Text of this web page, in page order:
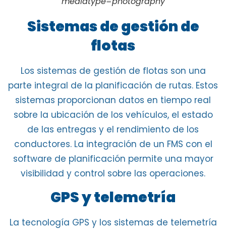
Sistemas de gestión de
flotas
Los sistemas de gestión de flotas son una
parte integral de la planificación de rutas. Estos
sistemas proporcionan datos en tiempo real
sobre la ubicación de los vehículos, el estado
de las entregas y el rendimiento de los
conductores. La integración de un FMS con el
software de planificación permite una mayor
visibilidad y control sobre las operaciones.
GPS y telemetría
La tecnología GPS y los sistemas de telemetría